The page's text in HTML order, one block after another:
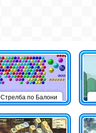
Стрелба по Балони